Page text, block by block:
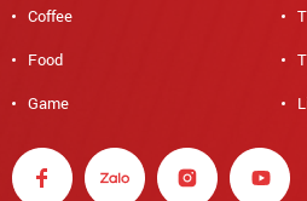
Coffee
Food
Game